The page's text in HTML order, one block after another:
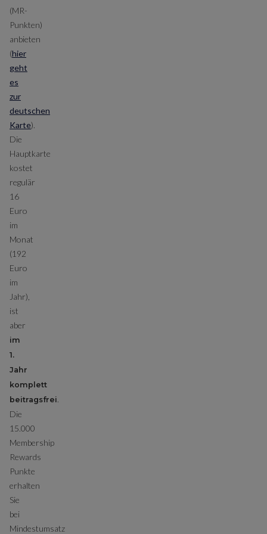
(MR-
Punkten)
anbieten
(hier
geht
es
zur
deutschen
Karte).
Die
Hauptkarte
kostet
regulär
16
Euro
im
Monat
(192
Euro
im
Jahr),
ist
aber
im
1.
Jahr
komplett
beitragsfrei
Die
15.000
Membership
Rewards
Punkte
erhalten
Sie
bei
Mindestumsatz